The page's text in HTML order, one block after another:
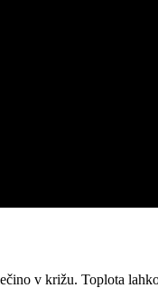
v križu. Toplota